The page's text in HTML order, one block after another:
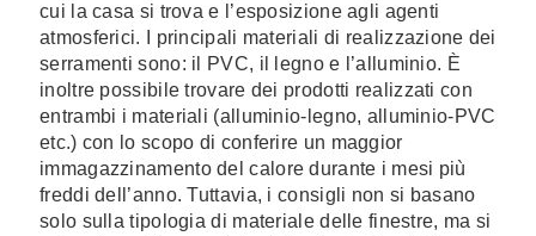
cui la casa si trova e l’esposizione agli agenti
atmosferici. I principali materiali di realizzazione dei
serramenti sono: il PVC, il legno e l’alluminio. È
inoltre possibile trovare dei prodotti realizzati con
entrambi i materiali (alluminio-legno, alluminio-PVC
etc.) con lo scopo di conferire un maggior
immagazzinamento del calore durante i mesi più
freddi dell’anno. Tuttavia, i consigli non si basano
solo sulla tipologia di materiale delle finestre, ma si